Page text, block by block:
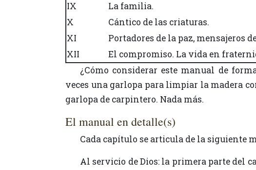
IX
La familia.
X
Cántico de las criaturas.
XI
Portadores de la paz, mensajeros
XII
El compromiso. La vida en
¿Cómo considerar este manual de formación? La respuesta es sencilla: como un instrumento. El carpintero utiliza a
veces una garlopa para limpiar la madera
garlopa de carpintero. Nada más.
El manual en detalle(s)
Cada capítulo se articula de la siguiente
Al servicio de Dios: la primera parte del capítulo presenta un (o unos) pasaje(s) de las Santas Escrituras (del Antiguo o del